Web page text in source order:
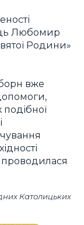
Любомир
Родини»
вже
проводилася
Католицьких